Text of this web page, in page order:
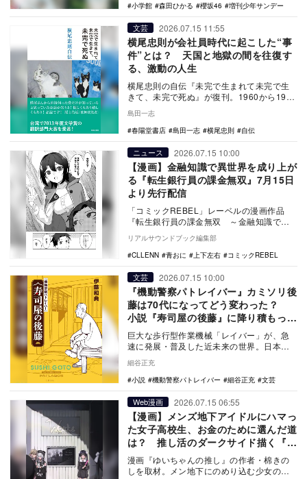
小学館
森田ひかる 櫻坂46 増刊少年サンデー
文芸 2026.07.15 11:55
横尾忠則が会社員時代に起こした“事
件”とは？ 天国と地獄の間を往復す
る、激動の人生
横尾忠則の自伝『未完で生まれて未完で生
きて、未完で死ぬ』が復刊。1960から1984
年の濃密な半生や、国内外の著名人との交
流を綴…
島田一志
春陽堂書店
島田一志 横尾忠則 自伝
ニュース 2026.07.15 10:00
【漫画】金融知識で異世界を成り上が
る『転生銀行員の課金無双』7月15日
より先行配信
「コミックREBEL」レーベルの漫画作品
『転生銀行員の課金無双 ～金融知識で荒
稼ぎして、最強スキルを買い漁る～』が、7
月15日よ…
リアルサウンドブック編集部
CLLENN
青おに 上下左右 コミックREBEL
文芸 2026.07.15 10:00
『機動警察パトレイバー』カミソリ後
藤は70代になってどう変わった？
小説『寿司屋の後藤』に降り積もった
30年という歳月
巨大な歩行型作業機械「レイバー」が、急
速に発展・普及した近未来の世界。日本の
警視庁は相次ぐレイバー犯罪に対応すべ
く、曲折を経て、…
細谷正充
小説
機動警察パトレイバー 細谷正充 文芸
Web漫画 2026.07.15 06:55
【漫画】メンズ地下アイドルにハマっ
た女子高校生、お金のために選んだ道
は？ 推し活のダークサイド描く『ゆ
いちゃんの推し』
漫画『ゆいちゃんの推し』の作者・棉きの
しを取材。メン地下にのめり込む少女の人